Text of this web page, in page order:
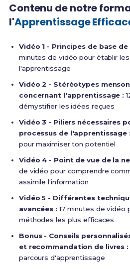
Contenu de notre
l'Apprentissage
Vidéo 1 - Principes de base
minutes de vidéo pour établir
l'apprentissage
Vidéo 2 - Stéréotypes
concernant l'apprentissage :
démystifier les idées reçues
Vidéo 3 - Piliers nécessaires
processus de l'apprentissage :
pour maximiser ton potentiel
Vidéo 4 - Point de vue de la
de vidéo pour comprendre
assimile l'information
Vidéo 5 - Différentes
avancées : 17 minutes de vidéo
méthodes les plus efficaces
Bonus - Conseils
et recommandation de livres :
parcours d'apprentissage